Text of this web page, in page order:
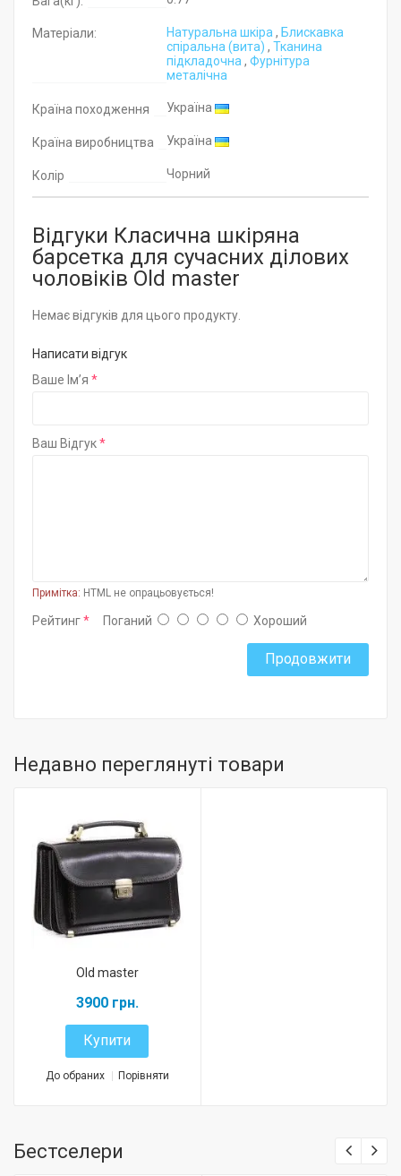
Матеріали: Натуральна шкіра , Блискавка
спіральна (вита) , Тканина
підкладочна , Фурнітура
металічна
Країна походження Україна
Країна виробництва Україна
Колір Чорний
Відгуки Класична шкіряна
барсетка для сучасних ділових
чоловіків Old master
Немає відгуків для цього продукту.
Написати відгук
Ваше Ім’я
Ваш Відгук
Примітка: HTML не опрацьовується!
Рейтинг Поганий Хороший
Продовжити
Недавно переглянуті товари
Old master
3900 грн.
Купити
До обраних Порівняти
Бестселери